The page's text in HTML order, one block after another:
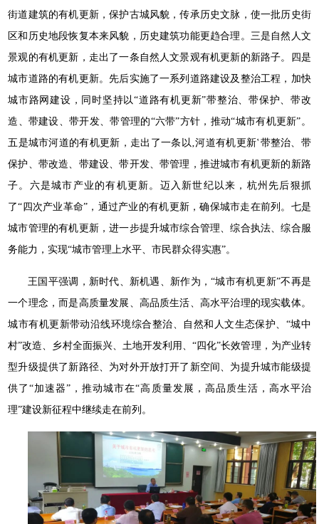
街道建筑的有机更新，保护古城风貌，传承历史文脉，使一批历史街
区和历史地段恢复本来风貌，历史建筑功能更趋合理。三是自然人文
景观的有机更新，走出了一条自然人文景观有机更新的新路子。四是
城市道路的有机更新。先后实施了一系列道路建设及整治工程，加快
城市路网建设，同时坚持以“道路有机更新”带整治、带保护、带改
造、带建设、带开发、带管理的“六带”方针，推动“城市有机更新”。
五是城市河道的有机更新，走出了一条以‚河道有机更新‛带整治、带
保护、带改造、带建设、带开发、带管理，推进城市有机更新的新路
子。六是城市产业的有机更新。迈入新世纪以来，杭州先后狠抓
了“四次产业革命”，通过产业的有机更新，确保城市走在前列。七是
城市管理的有机更新，进一步提升城市综合管理、综合执法、综合服
务能力，实现“城市管理上水平、市民群众得实惠”。
王国平强调，新时代、新机遇、新作为，“城市有机更新”不再是
一个理念，而是高质量发展、高品质生活、高水平治理的现实载体。
城市有机更新带动沿线环境综合整治、自然和人文生态保护、“城中
村”改造、乡村全面振兴、土地开发利用、“四化”长效管理，为产业转
型升级提供了新路径、为对外开放打开了新空间、为提升城市能级提
供了“加速器”，推动城市在“高质量发展，高品质生活，高水平治
理”建设新征程中继续走在前列。